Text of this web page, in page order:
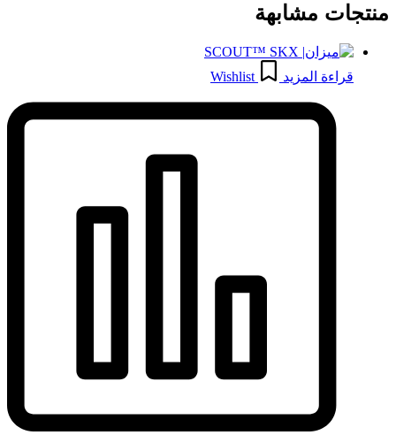
منتجات مشابهة
قراءة المزيد Wishlist